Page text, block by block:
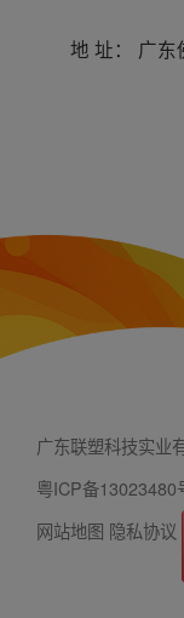
地 址： 广
广东联塑科技实业
粤ICP备13023480
网站地图 隐私协议